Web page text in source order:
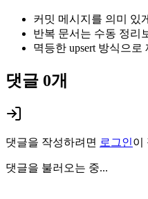
커밋 메시지를 의미 있
반복 문서는 수동 정리
멱등한 upsert 방식으로
댓글 0개
댓글을 작성하려면 로그인이
댓글을 불러오는 중...